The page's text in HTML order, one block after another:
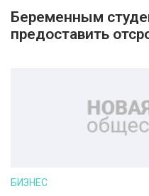
Беременным
предоставить
БИЗНЕС